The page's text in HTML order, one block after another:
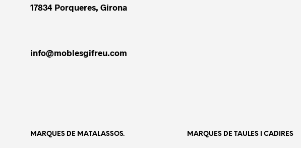
17834 Porqueres, Girona
info@moblesgifreu.com
MARQUES DE MATALASSOS. MARQUES DE TAULES I CADIRES